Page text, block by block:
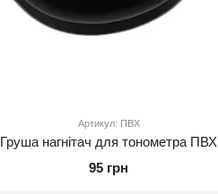
Артикул: ПВХ
Груша нагнітач для тонометра ПВХ
95 грн